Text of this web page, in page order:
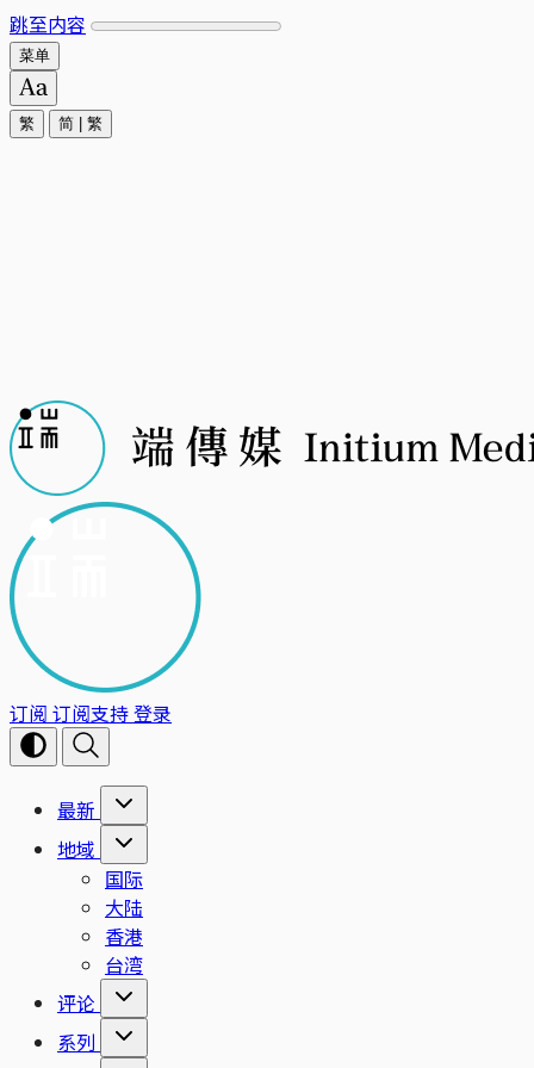
跳至内容
菜单
繁 简 繁
订阅 订阅支持登录
最新
地域
国际
大陆
香港
台湾
评论
系列